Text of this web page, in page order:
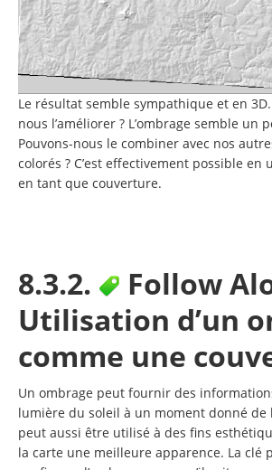
Le résultat semble sympathique et en
nous l’améliorer ? L’ombrage semble un
Pouvons-nous le combiner avec nos
colorés ? C’est effectivement possible en
en tant que couverture.
8.3.2.
Follow
Utilisation d’un
comme une
Un ombrage peut fournir des
lumière du soleil à un moment donné de
peut aussi être utilisé à des fins
la carte une meilleure apparence. La clé